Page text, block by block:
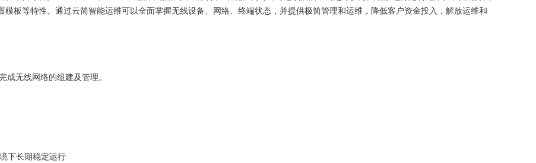
板等特性。通过云简智能运维可以全面掌握无线设备、网络、终端状态，并提供极简管理和运维，降低客户资金投入，解放运维和
无线网络的组建及管理。
下长期稳定运行